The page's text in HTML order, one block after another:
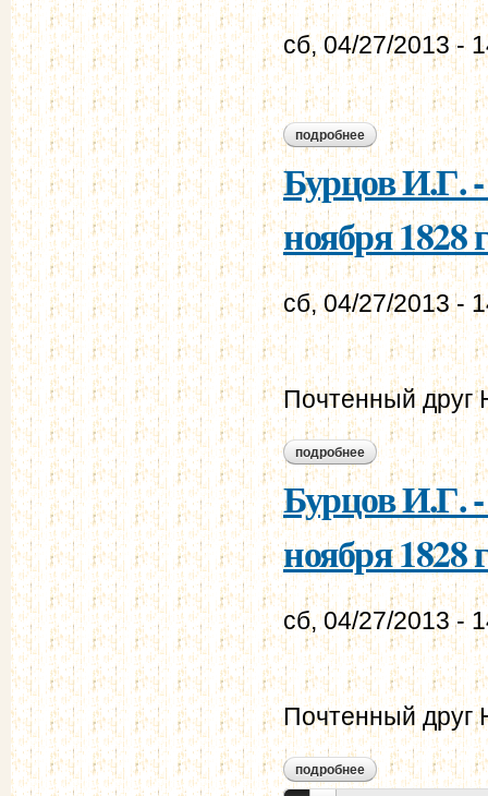
сб, 04/27/2013 -
подробнее о бурцов и.г. -
Бурцов И.Г.
ноября 1828
сб, 04/27/2013 -
Почтенный друг
подробнее о бурцов и.г. -
Бурцов И.Г.
ноября 1828
сб, 04/27/2013 -
Почтенный друг
подробнее о бурцов и.г. -